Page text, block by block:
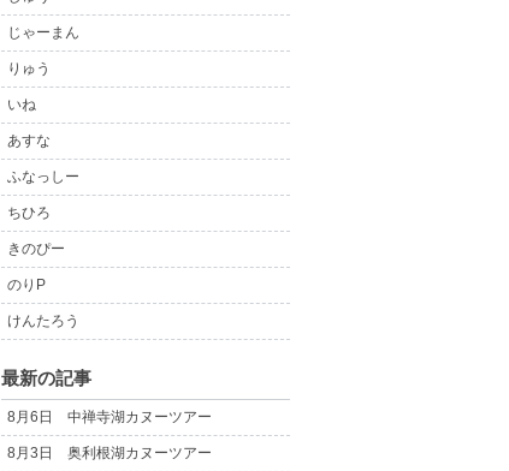
じゃーまん
りゅう
いね
あすな
ふなっしー
ちひろ
きのぴー
のりP
けんたろう
最新の記事
8月6日 中禅寺湖カヌーツアー
8月3日 奥利根湖カヌーツアー